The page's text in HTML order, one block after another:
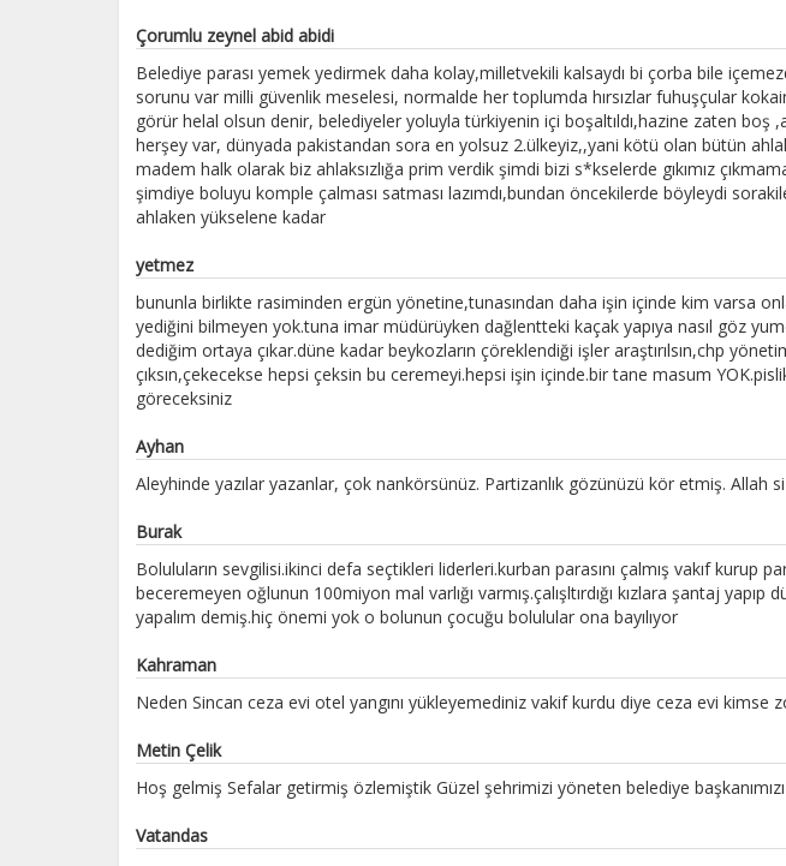
Çorumlu zeynel abid abidi
Belediye parası yemek yedirmek daha kolay,milletvekili kalsaydı bi çorba bile
sorunu var milli güvenlik meselesi, normalde her toplumda hırsızlar fuhuşçular
görür helal olsun denir, belediyeler yoluyla türkiyenin içi boşaltıldı,hazine zaten boş
herşey var, dünyada pakistandan sora en yolsuz 2.ülkeyiz,,yani kötü olan bütün
madem halk olarak biz ahlaksızlığa prim verdik şimdi bizi s*kselerde gıkımız
şimdiye boluyu komple çalması satması lazımdı,bundan öncekilerde böyleydi
ahlaken yükselene kadar
yetmez
bununla birlikte rasiminden ergün yönetine,tunasından daha işin içinde kim varsa
yediğini bilmeyen yok.tuna imar müdürüyken dağlentteki kaçak yapıya nasıl göz
dediğim ortaya çıkar.düne kadar beykozların çöreklendiği işler araştırılsın,chp
çıksın,çekecekse hepsi çeksin bu ceremeyi.hepsi işin içinde.bir tane masum
göreceksiniz
Ayhan
Aleyhinde yazılar yazanlar, çok nankörsünüz. Partizanlık gözünüzü kör etmiş. Allah
Burak
Boluluların sevgilisi.ikinci defa seçtikleri liderleri.kurban parasını çalmış vakıf kurup
beceremeyen oğlunun 100miyon mal varlığı varmış.çalışltırdığı kızlara şantaj
yapalım demiş.hiç önemi yok o bolunun çocuğu bolulular ona bayılıyor
Kahraman
Neden Sincan ceza evi otel yangını yükleyemediniz vakif kurdu diye ceza evi kimse
Metin Çelik
Hoş gelmiş Sefalar getirmiş özlemiştik Güzel şehrimizi yöneten belediye başkanımızı
Vatandas